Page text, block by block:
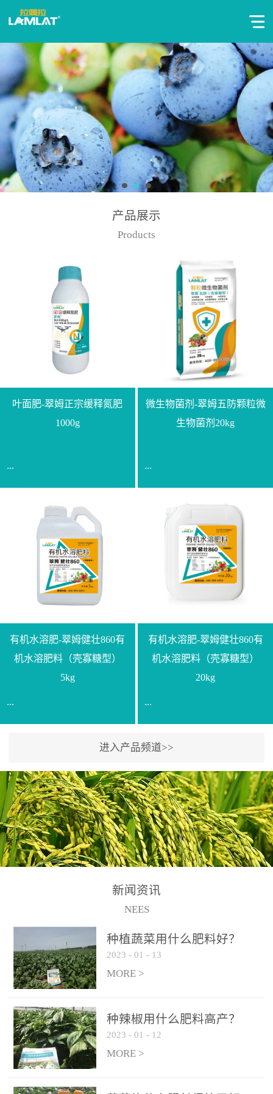
产品展示
Products
叶面肥-翠姆正宗缓释氮肥
1000g
...
【通用名称】脲甲醛缓释
氮肥【产品形态】水剂
【产品规格】1000g【技术
指标】N≥330g/L【企业标
准】Q/LML O01-2022【使
用方法】1、飞防：每亩
复配其他农药、肥料并提
高药效，间隔2-3周，可连
释均匀喷施苗床;移栽前一
天，用同样方法再喷施一
次。移栽前使用，储存在
苗株体内，移栽后，逐步
释放并快速补充营养。3、
作为补氮肥使用：30-100
倍喷施，在开花前期、幼
果期及采摘后各施一次，
间隔2-3周喷施一次。4、
作为叶面肥喷施使用：稀
周喷施一次。5、冲施及滴
灌：亩用量2-3公斤，冲施
进水75%后再进肥效果更
佳。
微生物菌剂-翠姆五防颗粒微
生物菌剂20kg
...
【通用名称】微生物菌剂
【产品剂型】颗粒【产品
规格】20kg【技术指标】
有效活菌数≥10.0亿/克【增
效物质】有机质≥40%;小分
子有机碳≥23%;壳寡糖
底肥：亩用本品40kg-
100kg可替代有机肥，配合
与复合肥、水溶肥或细土
混均后沟施、穴施、撒施
均可。3、沟施穴施:幼树
环状沟施，每棵用150-
200g，成年树放射状沟
施，每棵用0.5kg-1kg，可
拌肥施，也可拌土施。4、
拌苗床土：每平方米苗床
土用本品1kg-2kg与苗床土
混匀后播种。5、园林盆
土用本品30g-50g追肥或作
底肥。
有机水溶肥-翠姆健壮860有
机水溶肥料（壳寡糖型）
5kg
...
【通用名称】有机水溶肥
料【产品剂型】水剂【产
品规格】5kg、20kg【技术
指标】有机质≥200g/L、
N+K2O70g/L、PH:6.5-
8.5、水不溶物≤50g/L【执
行标准】NY/T3831-
(2019)准字15306号【使用
灌及无土栽培和营养液的
配方施肥。1、苗期冲施、
滴灌:3-5kg/亩/次(45-75kg/
公顷/次)。2、花前花后或
生长前期︰冲施、滴灌2.5-
5kg/亩/次配合大量元素水
溶肥一起使用，花芽、花
苞饱满，座果率高。3、幼
有机水溶肥-翠姆健壮860有
机水溶肥料（壳寡糖型）
20kg
...
【通用名称】有机水溶肥
料【产品剂型】水剂【产
品规格】5kg、20kg【技术
指标】有机质≥200g/L、
N+K2O70g/L、PH:6.5-
8.5、水不溶物≤50g/L【执
行标准】NY/T3831-
(2019)准字15306号【使用
方法】适合于基施、追
灌及无土栽培和营养液的
配方施肥。1、苗期冲施、
5kg/亩/次配合大量元素水
进入产品频道>>
新闻资讯
NEES
种植蔬菜用什么肥料好？
2023 - 01 - 13
MORE >
种辣椒用什么肥料高产？
2023 - 01 - 12
MORE >